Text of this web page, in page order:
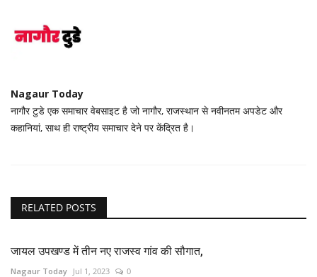
Nagaur Today
नागौर टुडे एक समाचार वेबसाइट है जो नागौर, राजस्थान से नवीनतम अपडेट और
कहानियां, साथ ही राष्ट्रीय समाचार देने पर केंद्रित है।
RELATED POSTS
जायल उपखण्ड में तीन नए राजस्व गांव की सौगात,
Nagaur Today Jul 1, 2023 0